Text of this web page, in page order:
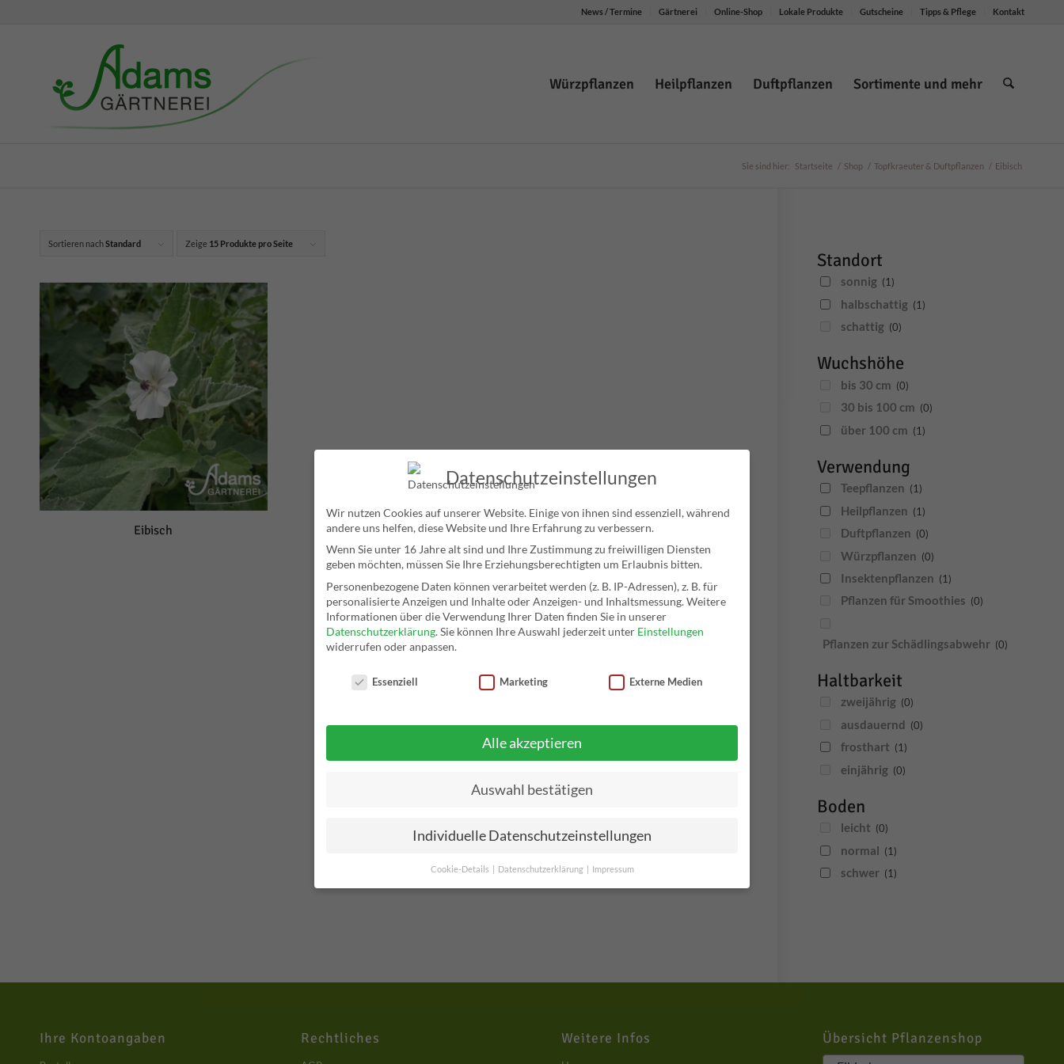
News / Termine Gärtnerei Online-Shop Lokale Produkte Gutscheine Tipps & Pflege Kontakt
Würzpflanzen Heilpflanzen Duftpflanzen Sortimente und mehr
Sie sind hier: Startseite / Shop / Topfkraeuter & Duftpflanzen / Eibisch
Sortieren nachStandard Zeige 15 Produkte pro Seite
Eibisch
Standort
sonnig (1)
halbschattig (1)
schattig (0)
Wuchshöhe
bis 30 cm (0)
30 bis 100 cm (0)
über 100 cm (1)
Verwendung
Teepflanzen (1)
Heilpflanzen (1)
Duftpflanzen (0)
Würzpflanzen (0)
Insektenpflanzen (1)
Pflanzen für Smoothies (0)
Pflanzen zur Schädlingsabwehr (0)
Haltbarkeit
zweijährig (0)
ausdauernd (0)
frosthart (1)
einjährig (0)
Boden
leicht (0)
normal (1)
schwer (1)
Ihre Kontoangaben Rechtliches Weitere Infos Übersicht Pflanzenshop
Datenschutzeinstellungen
Wir nutzen Cookies auf unserer Website. Einige von ihnen sind essenziell, während
andere uns helfen, diese Website und Ihre Erfahrung zu verbessern.
Wenn Sie unter 16 Jahre alt sind und Ihre Zustimmung zu freiwilligen Diensten
geben möchten, müssen Sie Ihre Erziehungsberechtigten um Erlaubnis bitten.
Personenbezogene Daten können verarbeitet werden (z. B. IP-Adressen), z. B. für
personalisierte Anzeigen und Inhalte oder Anzeigen- und Inhaltsmessung.Weitere
Informationen über die Verwendung Ihrer Daten finden Sie in unserer
Datenschutzerklärung.Sie können Ihre Auswahl jederzeit unter Einstellungen
widerrufen oder anpassen.
Datenschutzeinstellungen
Essenziell Marketing Externe Medien
Alle akzeptieren
Auswahl bestätigen
Individuelle Datenschutzeinstellungen
Cookie-Details Datenschutzerklärung Impressum
Datenschutzeinstellungen
personalisierte Anzeigen und Inhalte oder Anzeigen- und Inhaltsmessung.Weitere
Einwilligung zu ganzen Kategorien geben oder sich weitere Informationen anzeigen